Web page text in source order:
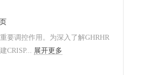
要调控作用。为深入了解GHRHR
CRISP... 展开更多